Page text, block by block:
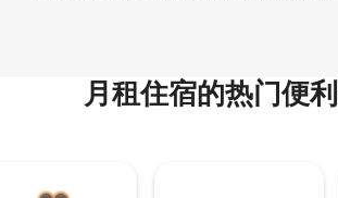
月租住宿的热门便